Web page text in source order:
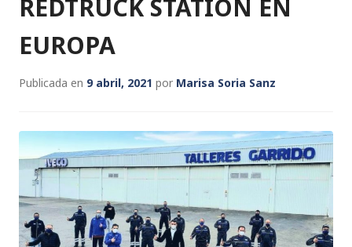
REDTRUCK STATION EN
EUROPA
Publicada en 9 abril, 2021 por Marisa Soria Sanz